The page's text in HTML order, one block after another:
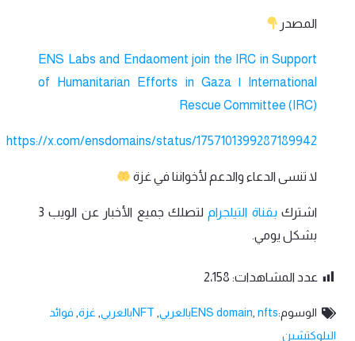
المصدر
ENS Labs and Endaoment join the IRC in Support
of Humanitarian Efforts in Gaza | International
Rescue Committee (IRC)
https://x.com/ensdomains/status/1757101399287189942
لا تنسى الدعاء والدعم لأخواننا في غزة
اشترك بقناة التيلجرام
لتصلك جميع الأخبار عن الويب 3
بشكل يومي.
عدد المشاهدات: 2٬158
الوسوم: ENS domain,nftsبالعربي , NFTبالعربي , غزة, فوائد
البلوكتشين